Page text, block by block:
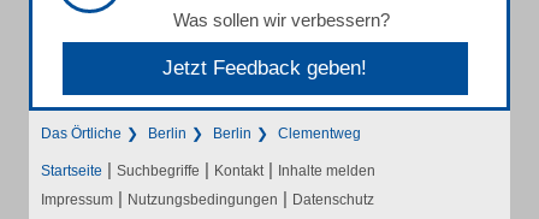
Was sollen wir verbessern?
Jetzt Feedback geben!
Das Örtliche Berlin Berlin Clementweg
Startseite | Suchbegriffe | Kontakt | Inhalte melden
Impressum | Nutzungsbedingungen | Datenschutz